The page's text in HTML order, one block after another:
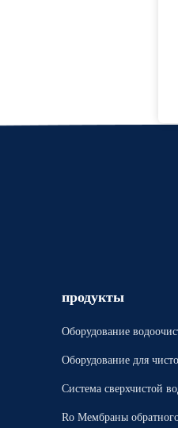
продукты
Оборудование
Оборудование для
Система сверхчистой
Ro Мембраны